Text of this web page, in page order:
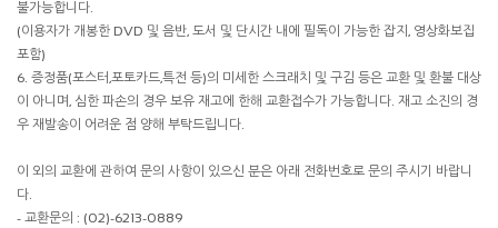
불가능합니다.
(이용자가 개봉한 DVD 및 음반, 도서 및 단시간 내에 필독이 가능한 잡지, 영상화보집
포함)
6. 증정품(포스터,포토카드,특전 등)의 미세한 스크래치 및 구김 등은 교환 및 환불 대상
이 아니며, 심한 파손의 경우 보유 재고에 한해 교환접수가 가능합니다. 재고 소진의 경
우 재발송이 어려운 점 양해 부탁드립니다.
이 외의 교환에 관하여 문의 사항이 있으신 분은 아래 전화번호로 문의 주시기 바랍니
다.
- 교환문의 : (02)-6213-0889